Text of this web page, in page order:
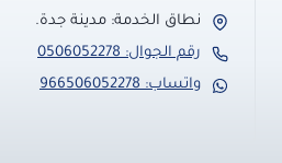
نطاق الخدمة: مدينة جدة.
رقم الجوال: 0506052278
واتساب: 966506052278